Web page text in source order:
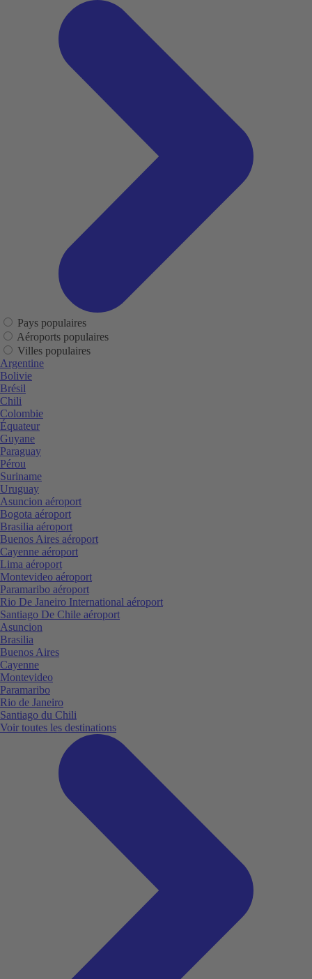
Pays populaires
Aéroports populaires
Villes populaires
Argentine
Bolivie
Brésil
Chili
Colombie
Équateur
Guyane
Paraguay
Pérou
Suriname
Uruguay
Asuncion aéroport
Bogota aéroport
Brasilia aéroport
Buenos Aires aéroport
Cayenne aéroport
Lima aéroport
Montevideo aéroport
Paramaribo aéroport
Rio De Janeiro International aéroport
Santiago De Chile aéroport
Asuncion
Brasilia
Buenos Aires
Cayenne
Montevideo
Paramaribo
Rio de Janeiro
Santiago du Chili
Voir toutes les destinations